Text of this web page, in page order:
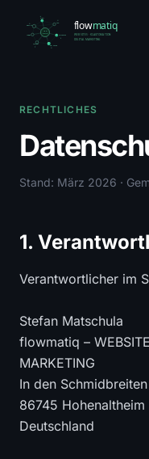
RECHTLICHES
Stand: März 2026 ·
1.
Verantwortlicher im
Stefan Matschula
flowmatiq –
MARKETING
In den Schmidbreiten
86745 Hohenaltheim
Deutschland